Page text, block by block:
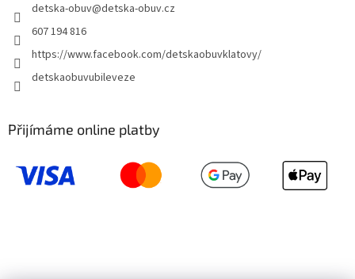
detska-obuv@detska-obuv.cz
607 194 816
https://www.facebook.com/detskaobuvklatovy/
detskaobuvubileveze
Přijímáme online platby